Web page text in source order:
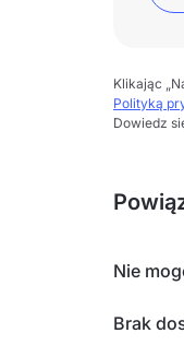
Klikając
Polityką
Dowiedz
Nie
Brak